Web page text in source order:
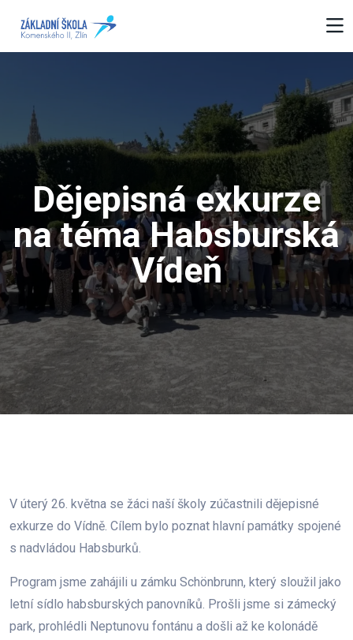
Dějepisná exkurze
na téma Habsburská
Vídeň
V úterý 26. května se žáci naší školy zúčastnili dějepisné
exkurze do Vídně. Cílem bylo poznat hlavní památky spojené
s nadvládou Habsburků.
Program jsme zahájili u zámku Schönbrunn, který sloužil jako
letní sídlo habsburských panovníků. Prošli jsme si zámecký
park, prohlédli Neptunovu fontánu a došli až ke kolonádě